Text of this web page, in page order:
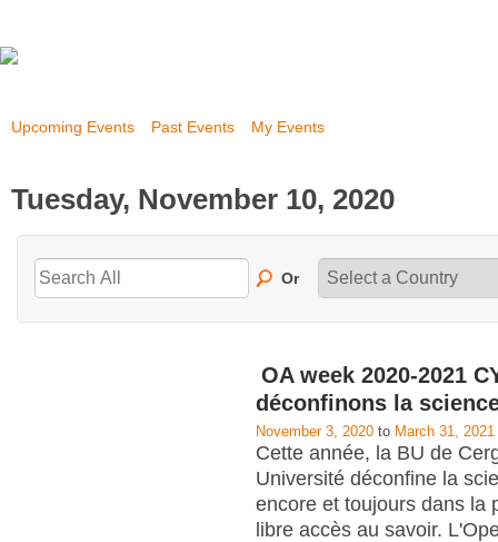
Upcoming Events Past Events My Events
Tuesday, November 10, 2020
Or
OA week 2020-2021
déconfinons la
November 3, 2020 to March 31, 2021
Cette année, la BU de
Université déconfine la
encore et toujours dans la
libre accès au savoir.